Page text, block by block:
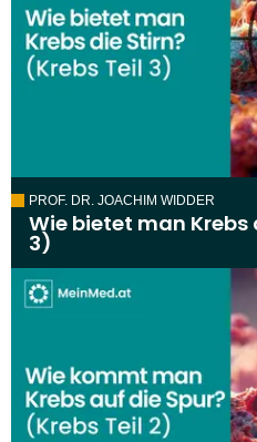
PROF. DR. JOACHIM WIDDER
Wie bietet man Krebs
3)